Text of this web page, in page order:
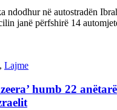
ndodhur në autostradën
janë përfshirë 14
, Lajme
humb 22